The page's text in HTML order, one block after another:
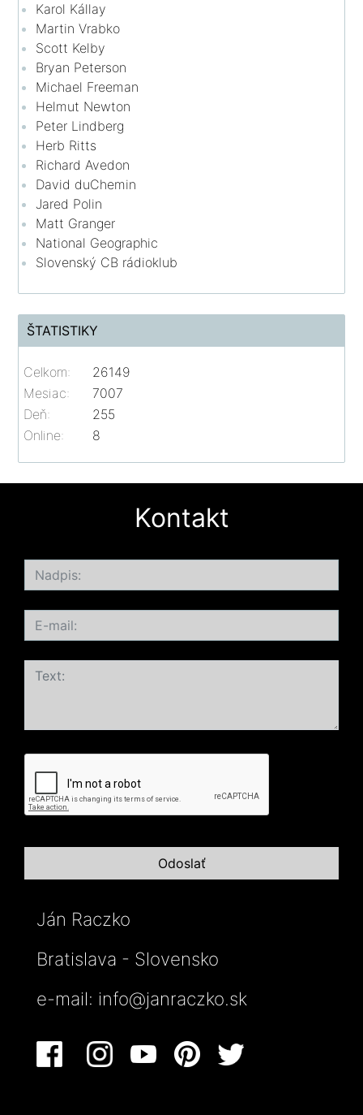
Karol Kállay
Martin Vrabko
Scott Kelby
Bryan Peterson
Michael Freeman
Helmut Newton
Peter Lindberg
Herb Ritts
Richard Avedon
David duChemin
Jared Polin
Matt Granger
National Geographic
Slovenský CB rádioklub
ŠTATISTIKY
Online: 8
Celkom:
26149
Mesiac:
7007
Deň:
255
Kontakt
Ján Raczko
Bratislava - Slovensko
e-mail: info@janraczko.sk